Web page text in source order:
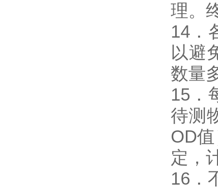
理。
14．
以避
数量
15．
待测
OD
定，
16．